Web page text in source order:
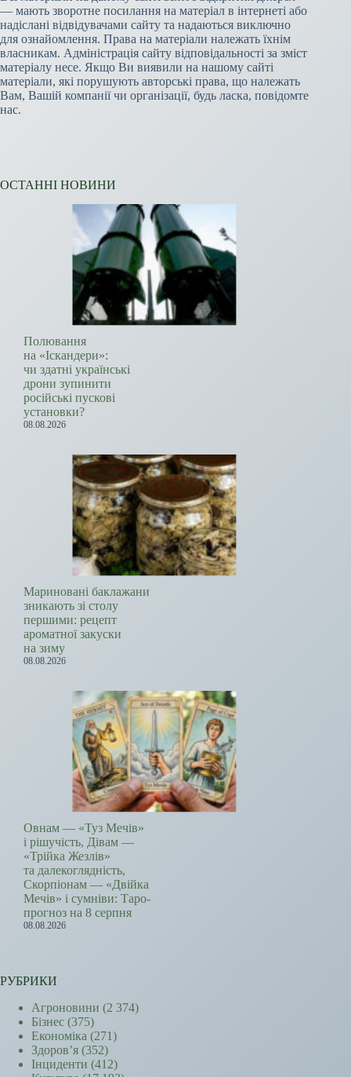
— мають зворотне посилання на матеріал в інтернеті або
надіслані відвідувачами сайту та надаються виключно
для ознайомлення. Права на матеріали належать їхнім
власникам. Адміністрація сайту відповідальності за зміст
матеріалу несе. Якщо Ви виявили на нашому сайті
матеріали, які порушують авторські права, що належать
Вам, Вашій компанії чи організації, будь ласка, повідомте
нас.
ОСТАННІ НОВИНИ
Полювання
на «Іскандери»:
чи здатні українські
дрони зупинити
російські пускові
установки?
08.08.2026
Мариновані баклажани
зникають зі столу
першими: рецепт
ароматної закуски
на зиму
08.08.2026
Овнам — «Туз Мечів»
і рішучість, Дівам —
«Трійка Жезлів»
та далекоглядність,
Скорпіонам — «Двійка
Мечів» і сумніви: Таро-
прогноз на 8 серпня
08.08.2026
РУБРИКИ
Агроновини (2 374)
Бізнес (375)
Економіка (271)
Здоров’я (352)
Інциденти (412)